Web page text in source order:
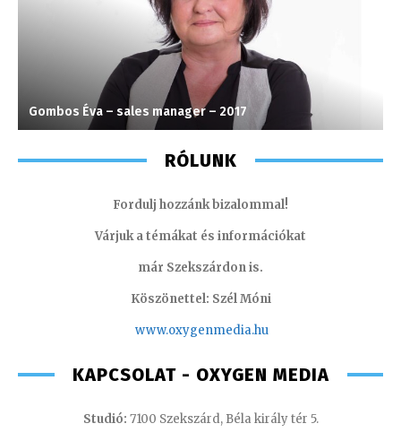
Gombos Éva – sales manager – 2017
RÓLUNK
Fordulj hozzánk bizalommal!
Várjuk a témákat és információkat
már Szekszárdon is.
Köszönettel: Szél Móni
www.oxygenmedia.hu
KAPCSOLAT - OXYGEN MEDIA
Studió: 7100 Szekszárd, Béla király tér 5.